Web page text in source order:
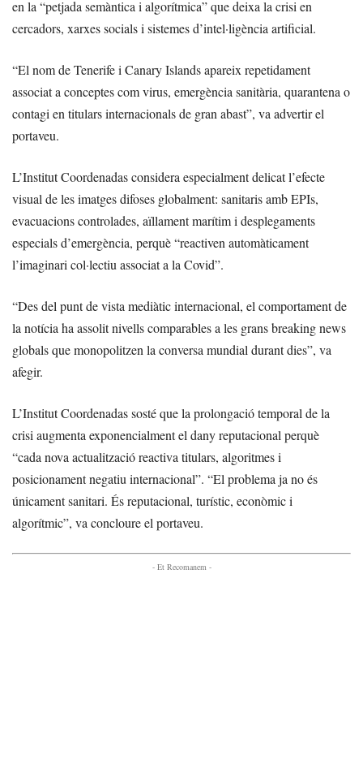
en la “petjada semàntica i algorítmica” que deixa la crisi en
cercadors, xarxes socials i sistemes d’intel·ligència artificial.
“El nom de Tenerife i Canary Islands apareix repetidament
associat a conceptes com virus, emergència sanitària, quarantena o
contagi en titulars internacionals de gran abast”, va advertir el
portaveu.
L’Institut Coordenadas considera especialment delicat l’efecte
visual de les imatges difoses globalment: sanitaris amb EPIs,
evacuacions controlades, aïllament marítim i desplegaments
especials d’emergència, perquè “reactiven automàticament
l’imaginari col·lectiu associat a la Covid”.
“Des del punt de vista mediàtic internacional, el comportament de
la notícia ha assolit nivells comparables a les grans breaking news
globals que monopolitzen la conversa mundial durant dies”, va
afegir.
L’Institut Coordenadas sosté que la prolongació temporal de la
crisi augmenta exponencialment el dany reputacional perquè
“cada nova actualització reactiva titulars, algoritmes i
posicionament negatiu internacional”. “El problema ja no és
únicament sanitari. És reputacional, turístic, econòmic i
algorítmic”, va concloure el portaveu.
- Et Recomanem -